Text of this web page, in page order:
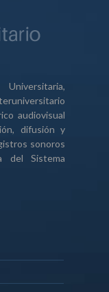
audiovisual
difusión y
sonoros
del Sistema